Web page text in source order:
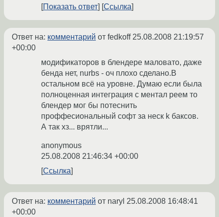
Показать ответ
Ссылка
Ответ на: комментарий от fedkoff25.08.2008 21:19:57
+00:00
модификаторов в блендере маловато, даже
бенда нет, nurbs - оч плохо сделано.В
остальном всё на уровне. Думаю если была
полноценная интеграция с ментал реем то
блендер мог бы потеснить
проффесиональный софт за неск k баксов.
А так хз... врятли...
anonymous
25.08.2008 21:46:34 +00:00
Ссылка
Ответ на: комментарий от naryl 25.08.2008 16:48:41
+00:00